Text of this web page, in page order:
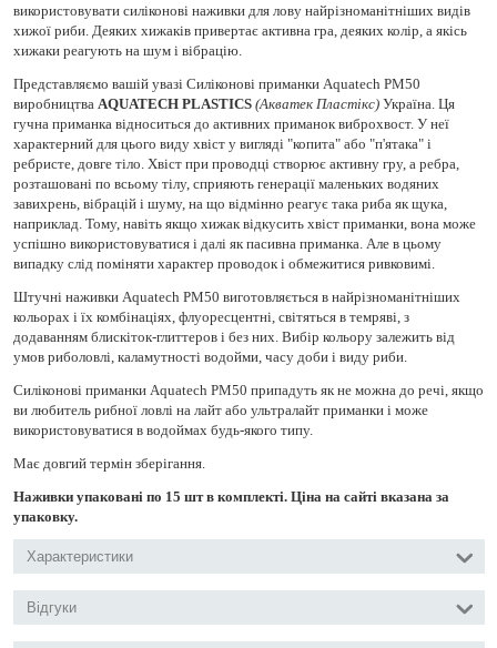
використовувати силіконові наживки для лову найрізноманітніших видів
хижої риби. Деяких хижаків привертає активна гра, деяких колір, а якісь
хижаки реагують на шум і вібрацію.
Представляємо вашій увазі Силіконові приманки Aquatech PM50
виробництва AQUATECH PLASTICS (Акватек Пластікс) Україна. Ця
гучна приманка відноситься до активних приманок виброхвост. У неї
характерний для цього виду хвіст у вигляді "копита" або "п'ятака" і
ребристе, довге тіло. Хвіст при проводці створює активну гру, а ребра,
розташовані по всьому тілу, сприяють генерації маленьких водяних
завихрень, вібрацій і шуму, на що відмінно реагує така риба як щука,
наприклад. Тому, навіть якщо хижак відкусить хвіст приманки, вона може
успішно використовуватися і далі як пасивна приманка. Але в цьому
випадку слід поміняти характер проводок і обмежитися ривковимі.
Штучні наживки Aquatech PM50 виготовляється в найрізноманітніших
кольорах і їх комбінаціях, флуоресцентні, світяться в темряві, з
додаванням блискіток-глиттеров і без них. Вибір кольору залежить від
умов риболовлі, каламутності водойми, часу доби і виду риби.
Силіконові приманки Aquatech PM50 припадуть як не можна до речі, якщо
ви любитель рибної ловлі на лайт або ультралайт приманки і може
використовуватися в водоймах будь-якого типу.
Має довгий термін зберігання.
Наживки упаковані по 15 шт в комплекті. Ціна на сайті вказана за
упаковку.
Характеристики
Відгуки